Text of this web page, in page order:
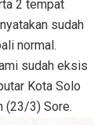
2 tempat
sudah
normal.
sudah eksis
Kota Solo
(23/3) Sore.